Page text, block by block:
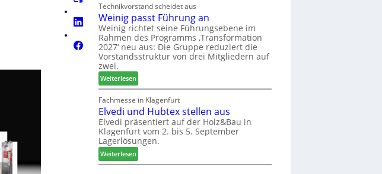
z
u
r
H
a
s
m
s
s
e
b
e
l
b
r
n
c
h
e
r
ö
r
t
Technikvorstand scheidet aus
Weinig passt Führung an
Weinig richtet seine Führungsebene im
Rahmen des Programms ‚Transformation
2027‘ neu aus: Die Gruppe reduziert die
Vorstandsstruktur von drei Mitgliedern auf
zwei.
Weiterlesen:
W
e
i
n
i
g
a
Fachmesse in Klagenfurt
Elvedi und Hubtex stellen aus
Elvedi präsentiert auf der Holz&Bau in
Klagenfurt vom 2. bis 5. September
Lagerlösungen.
Weiterlesen:
E